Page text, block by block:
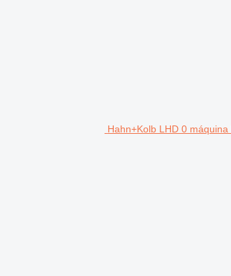
Hahn+Kolb LHD 0